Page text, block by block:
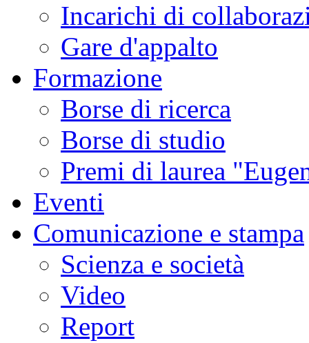
Incarichi di
Gare d'appalto
Formazione
Borse di ricerca
Borse di studio
Premi di laurea
Eventi
Comunicazione e stampa
Scienza e società
Video
Report